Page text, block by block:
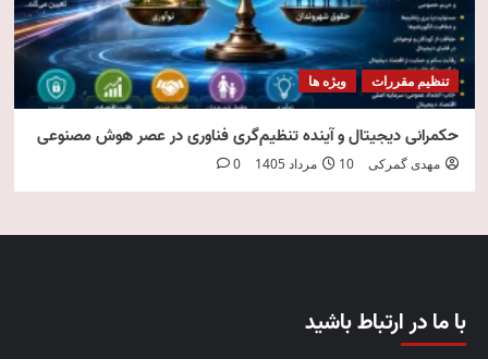
تنظیم مقررات ویژه ها
حکمرانی دیجیتال و آینده تنظیم‌گری فناوری در عصر هوش مصنوعی
مهدی گمرکی 10 مرداد 1405 0
با ما در ارتباط باشید